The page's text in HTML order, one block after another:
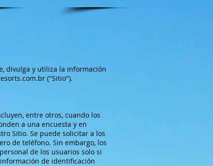
divulga y utiliza la información
("Sitio").
entre otros, cuando los
a una encuesta y en
Sitio. Se puede solicitar a los
de teléfono. Sin embargo, los
de los usuarios solo si
de identificación